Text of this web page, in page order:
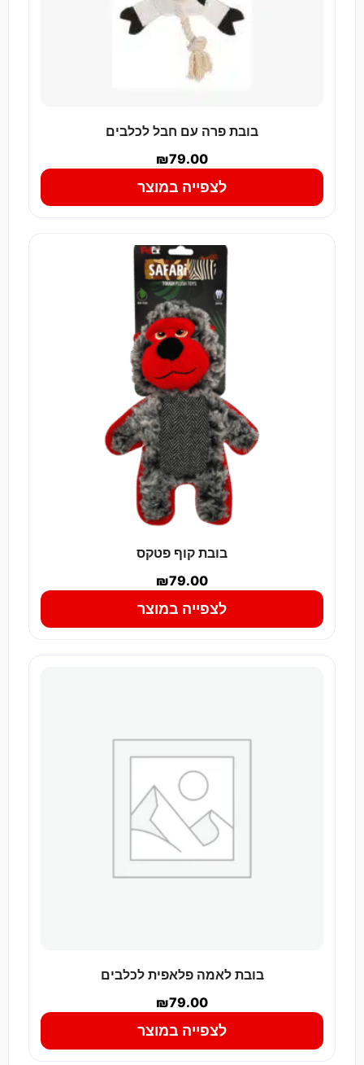
בובת פרה עם חבל לכלבים
₪79.00
לצפייה במוצר
בובת קוף פטקס
₪79.00
לצפייה במוצר
בובת לאמה פלאפית לכלבים
₪79.00
לצפייה במוצר